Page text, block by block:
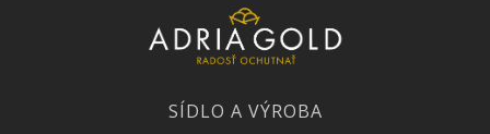
SÍDLO A VÝROBA